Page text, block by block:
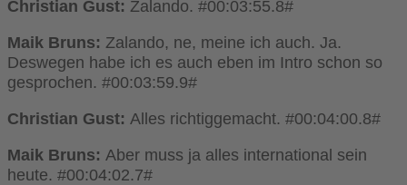
Christian Gust: Zalando. #00:03:55.8#
Maik Bruns: Zalando, ne, meine ich auch. Ja.
Deswegen habe ich es auch eben im Intro schon so
gesprochen. #00:03:59.9#
Christian Gust: Alles richtiggemacht. #00:04:00.8#
Maik Bruns: Aber muss ja alles international sein
heute. #00:04:02.7#